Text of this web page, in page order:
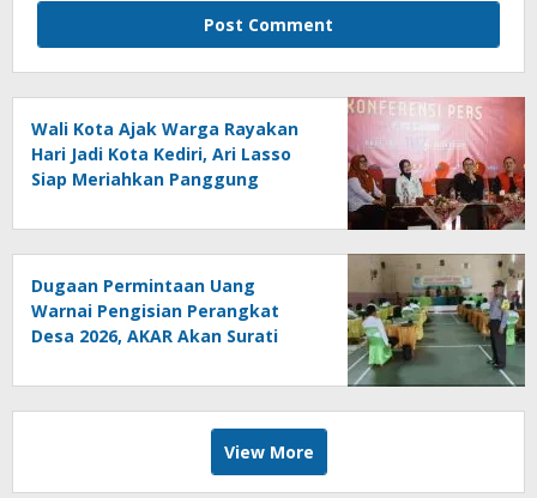
Wali Kota Ajak Warga Rayakan
Hari Jadi Kota Kediri, Ari Lasso
Siap Meriahkan Panggung
Dugaan Permintaan Uang
Warnai Pengisian Perangkat
Desa 2026, AKAR Akan Surati
View More